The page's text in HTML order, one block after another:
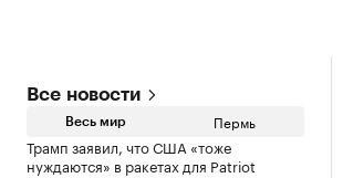
Все новости
Весь мир Пермь
Трамп заявил, что США «тоже
нуждаются» в ракетах для Patriot